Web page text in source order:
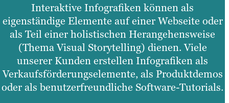
Interaktive Infografiken können als
eigenständige Elemente auf einer Webseite oder
als Teil einer holistischen Herangehensweise
(Thema Visual Storytelling) dienen. Viele
unserer Kunden erstellen Infografiken als
Verkaufsförderungselemente, als Produktdemos
oder als benutzerfreundliche Software-Tutorials.